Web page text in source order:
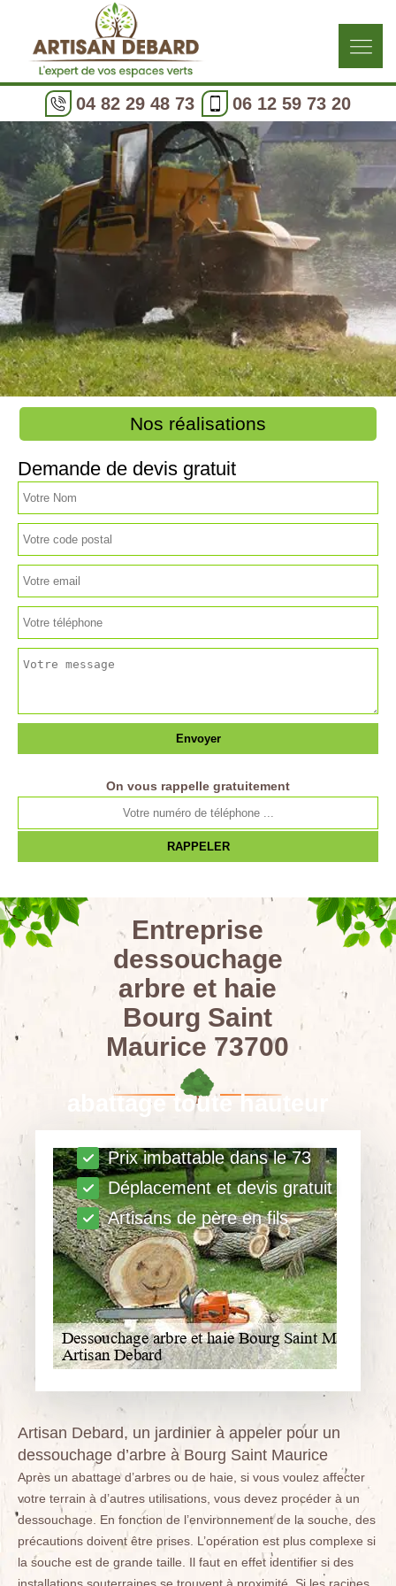
04 82 29 48 73 06 12 59 73 20
abattage toute hauteur
Prix imbattable dans le 73
Déplacement et devis gratuit
Artisans de père en fils
Nos réalisations
Demande de devis gratuit
On vous rappelle gratuitement
Entreprise
dessouchage
arbre et haie
Bourg Saint
Maurice 73700
Artisan Debard, un jardinier à appeler pour un
dessouchage d’arbre à Bourg Saint Maurice
Après un abattage d’arbres ou de haie, si vous voulez affecter
votre terrain à d’autres utilisations, vous devez procéder à un
dessouchage. En fonction de l’environnement de la souche, des
précautions doivent être prises. L’opération est plus complexe si
la souche est de grande taille. Il faut en effet identifier si des